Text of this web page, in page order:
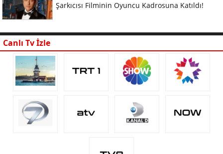
Şarkıcısı Filminin Oyuncu Kadrosuna Katıldı!
Canlı Tv İzle